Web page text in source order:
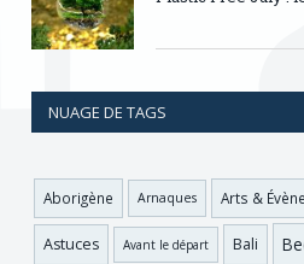
NUAGE DE TAGS
Aborigène Arnaques Arts &
Astuces Avant le départ Bali